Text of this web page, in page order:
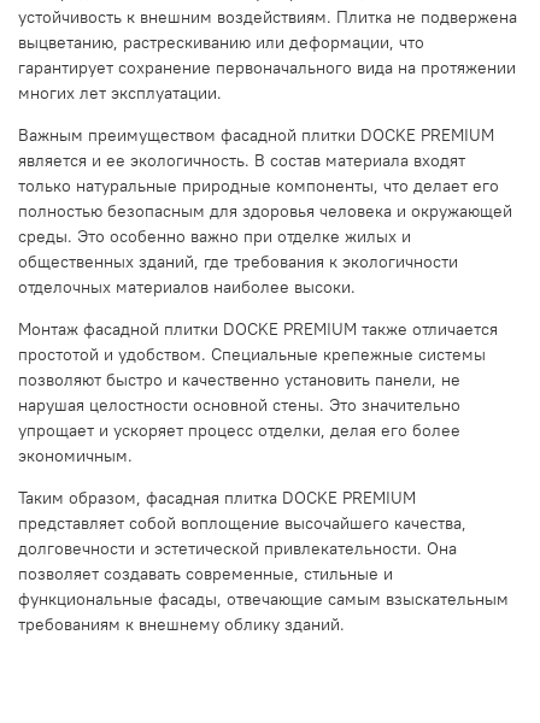
устойчивость к внешним воздействиям. Плитка не подвержена
выцветанию, растрескиванию или деформации, что
гарантирует сохранение первоначального вида на протяжении
многих лет эксплуатации.
Важным преимуществом фасадной плитки DOCKE PREMIUM
является и ее экологичность. В состав материала входят
только натуральные природные компоненты, что делает его
полностью безопасным для здоровья человека и окружающей
среды. Это особенно важно при отделке жилых и
общественных зданий, где требования к экологичности
отделочных материалов наиболее высоки.
Монтаж фасадной плитки DOCKE PREMIUM также отличается
простотой и удобством. Специальные крепежные системы
позволяют быстро и качественно установить панели, не
нарушая целостности основной стены. Это значительно
упрощает и ускоряет процесс отделки, делая его более
экономичным.
Таким образом, фасадная плитка DOCKE PREMIUM
представляет собой воплощение высочайшего качества,
долговечности и эстетической привлекательности. Она
позволяет создавать современные, стильные и
функциональные фасады, отвечающие самым взыскательным
требованиям к внешнему облику зданий.